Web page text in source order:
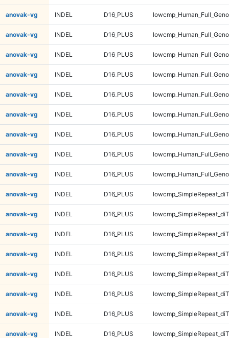
anovak-vg INDEL D16_PLUS
anovak-vg INDEL D16_PLUS
anovak-vg INDEL D16_PLUS
anovak-vg INDEL D16_PLUS
anovak-vg INDEL D16_PLUS
anovak-vg INDEL D16_PLUS
anovak-vg INDEL D16_PLUS
anovak-vg INDEL D16_PLUS
anovak-vg INDEL D16_PLUS
anovak-vg INDEL D16_PLUS
anovak-vg INDEL D16_PLUS
anovak-vg INDEL D16_PLUS
anovak-vg INDEL D16_PLUS
anovak-vg INDEL D16_PLUS
anovak-vg INDEL D16_PLUS
anovak-vg INDEL D16_PLUS
anovak-vg INDEL D16_PLUS